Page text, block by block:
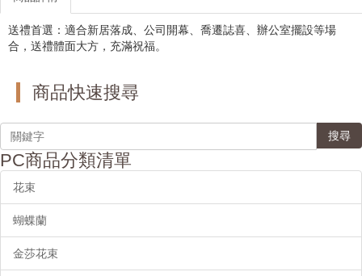
送禮首選：適合新居落成、公司開幕、喬遷誌喜、辦公室擺設等場
合，送禮體面大方，充滿祝福。
商品快速搜尋
搜尋
PC商品分類清單
花束
蝴蝶蘭
金莎花束